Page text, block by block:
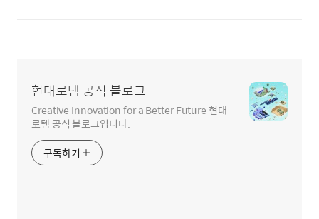
현대로템 공식 블로그
Creative Innovation for a Better Future 현대
로템 공식 블로그입니다.
구독하기